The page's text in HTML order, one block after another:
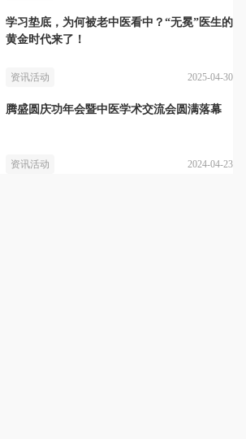
学习垫底，为何被老中医看中？“无冕”医生的
黄金时代来了！
资讯活动 2025-04-30
腾盛圆庆功年会暨中医学术交流会圆满落幕
资讯活动 2024-04-23